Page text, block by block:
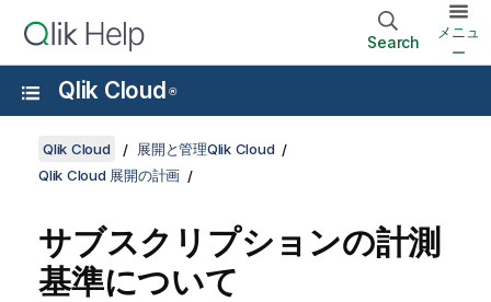
Search
メニュ
ー
Qlik Cloud ®
Qlik Cloud
展開と管理Qlik Cloud
Qlik Cloud 展開の計画
サブスクリプションの計測
基準について